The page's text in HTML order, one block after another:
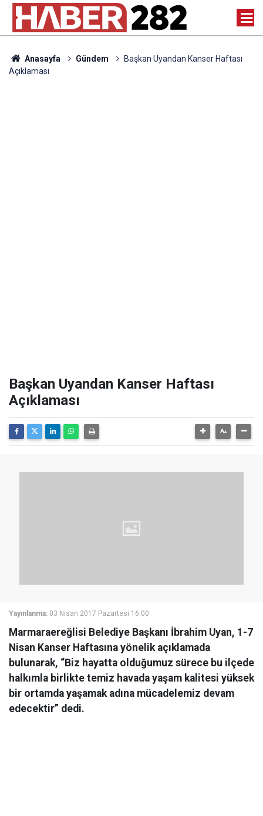
Anasayfa Gündem
Başkan Uyandan Kanser Haftası
Açıklaması
Başkan Uyandan Kanser Haftası
Açıklaması
Yayınlanma: 03 Nisan 2017 Pazartesi 16:00
Marmaraereğlisi Belediye Başkanı İbrahim Uyan, 1-7
Nisan Kanser Haftasına yönelik açıklamada
bulunarak, “Biz hayatta olduğumuz sürece bu ilçede
halkımla birlikte temiz havada yaşam kalitesi yüksek
bir ortamda yaşamak adına mücadelemiz devam
edecektir” dedi.